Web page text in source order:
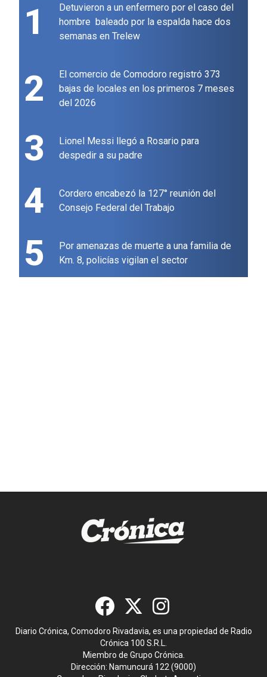
1
Detuvieron a un enfermero por el caso del
hombre baleado por la espalda hace dos
semanas en Trelew
2
El comercio de Comodoro registró 373
bajas de locales en los primeros 7 meses
del 2026
3
Lionel Messi llegó a Rosario para
despedir a su padre
4
Cordero encabezó la 127° reunión del
Consejo Federal del Trabajo
5
Por amenazas de muerte a una familia de
Km. 8, policías vigilan el sector
Diario Crónica, Comodoro Rivadavia, es una propiedad de Radio
Crónica 100 S.R.L.
Miembro de Grupo Crónica.
Dirección: Namuncurá 122 (9000)